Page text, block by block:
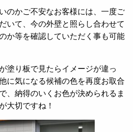
のかご不安なお客様には、一度ご
いて、今の外壁と照らし合わせて
か等を確認していただく事も可能
塗り板で見たらイメージが違っ
に気になる候補の色を再度お取合
、納得のいくお色が決められるま
大切ですね！